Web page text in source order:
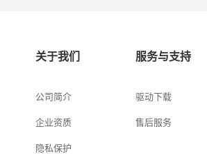
关于我们
公司简介
企业资质
隐私保护
服务与支持
驱动下载
售后服务